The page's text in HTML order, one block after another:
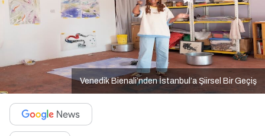
Venedik Bienali’nden İstanbul’a Şiirsel Bir Geçiş